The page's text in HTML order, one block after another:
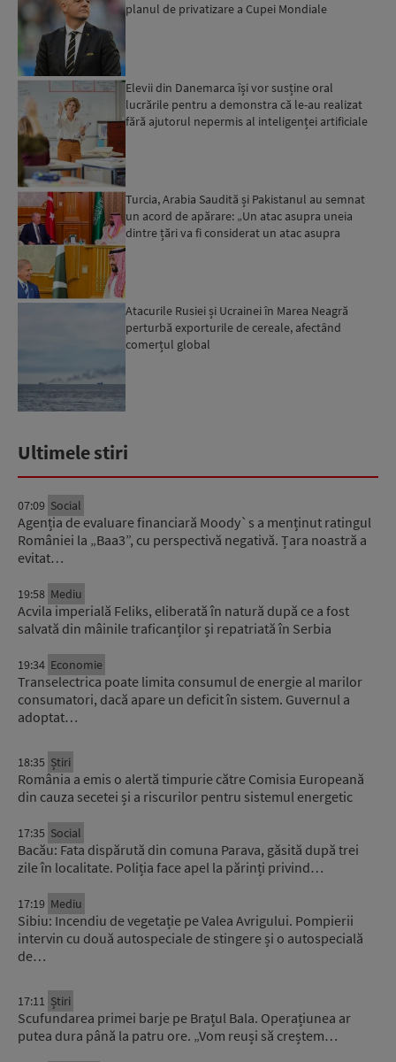
planul de privatizare a Cupei Mondiale
Elevii din Danemarca își vor susține oral
lucrările pentru a demonstra că le-au realizat
fără ajutorul nepermis al inteligenței artificiale
Turcia, Arabia Saudită și Pakistanul au semnat
un acord de apărare: „Un atac asupra uneia
dintre țări va fi considerat un atac asupra
Atacurile Rusiei și Ucrainei în Marea Neagră
perturbă exporturile de cereale, afectând
comerțul global
Ultimele stiri
07:09 Social
Agenția de evaluare financiară Moody`s a menținut ratingul
României la „Baa3”, cu perspectivă negativă. Țara noastră a
evitat…
19:58 Mediu
Acvila imperială Feliks, eliberată în natură după ce a fost
salvată din mâinile traficanților și repatriată în Serbia
19:34 Economie
Transelectrica poate limita consumul de energie al marilor
consumatori, dacă apare un deficit în sistem. Guvernul a
adoptat…
18:35 Știri
România a emis o alertă timpurie către Comisia Europeană
din cauza secetei și a riscurilor pentru sistemul energetic
17:35 Social
Bacău: Fata dispărută din comuna Parava, găsită după trei
zile în localitate. Poliția face apel la părinți privind…
17:19 Mediu
Sibiu: Incendiu de vegetație pe Valea Avrigului. Pompierii
intervin cu două autospeciale de stingere și o autospecială
de…
17:11 Știri
Scufundarea primei barje pe Brațul Bala. Operațiunea ar
putea dura până la patru ore. „Vom reuși să creștem…